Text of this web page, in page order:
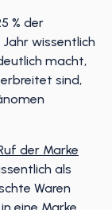
% der
wissentlich
macht,
sind,
der Marke
als
Waren